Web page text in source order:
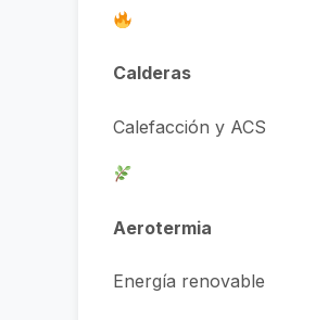
Calderas
Calefacción y ACS
Aerotermia
Energía renovable